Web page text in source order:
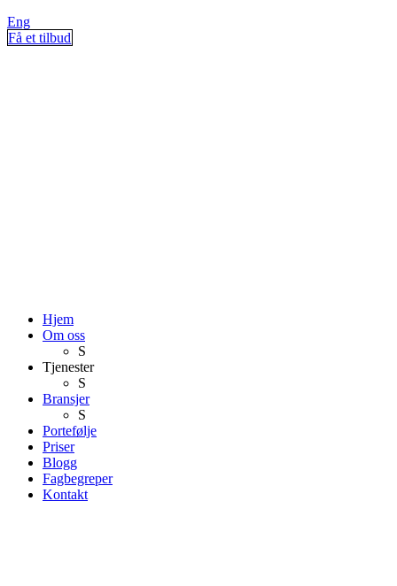
Eng
Få et tilbud
Hjem
Om oss
S
Tjenester
S
Bransjer
S
Portefølje
Priser
Blogg
Fagbegreper
Kontakt